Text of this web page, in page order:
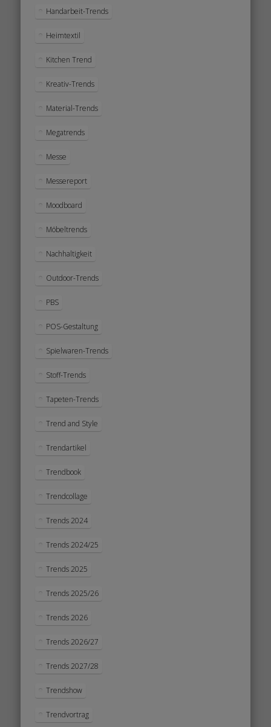
Handarbeit-Trends
Heimtextil
Kitchen Trend
Kreativ-Trends
Material-Trends
Megatrends
Messe
Messereport
Moodboard
Möbeltrends
Nachhaltigkeit
Outdoor-Trends
PBS
POS-Gestaltung
Spielwaren-Trends
Stoff-Trends
Tapeten-Trends
Trend and Style
Trendartikel
Trendbook
Trendcollage
Trends 2024
Trends 2024/25
Trends 2025
Trends 2025/26
Trends 2026
Trends 2026/27
Trends 2027/28
Trendshow
Trendvortrag